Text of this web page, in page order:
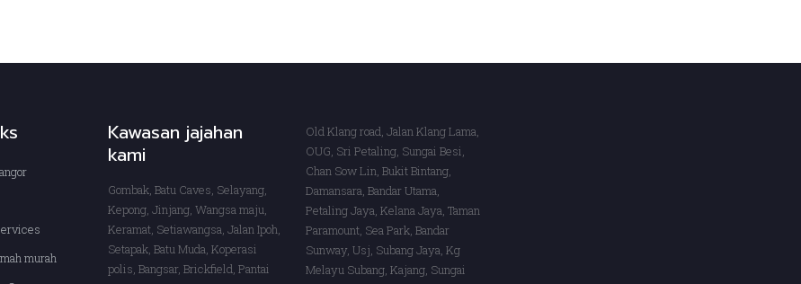
murah
Kawasan jajahan
kami
Gombak, Batu Caves, Selayang,
Kepong, Jinjang, Wangsa maju,
Keramat, Setiawangsa, Jalan Ipoh,
Setapak, Batu Muda, Koperasi
polis, Bangsar, Brickfield, Pantai
Old Klang road, Jalan Klang Lama,
OUG, Sri Petaling, Sungai Besi,
Chan Sow Lin, Bukit Bintang,
Damansara, Bandar Utama,
Petaling Jaya, Kelana Jaya, Taman
Paramount, Sea Park, Bandar
Sunway, Usj, Subang Jaya, Kg
Melayu Subang, Kajang, Sungai